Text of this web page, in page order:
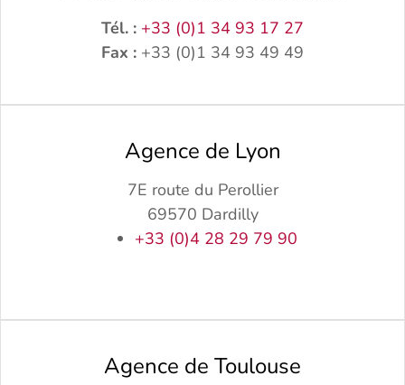
Tél. : +33 (0)1 34 93 17 27
Fax : +33 (0)1 34 93 49 49
Agence de Lyon
7E route du Perollier
69570 Dardilly
+33 (0)4 28 29 79 90
Agence de Toulouse